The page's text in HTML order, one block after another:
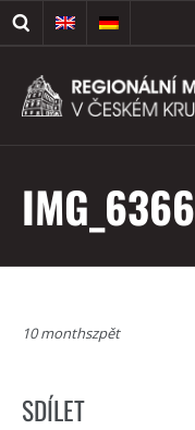
IMG_6366
10 monthszpět
SDÍLET